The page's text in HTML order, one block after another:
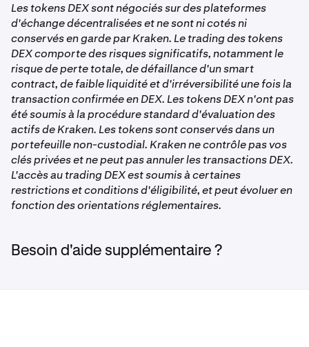
Les tokens DEX sont négociés sur des plateformes
d'échange décentralisées et ne sont ni cotés ni
conservés en garde par Kraken. Le trading des tokens
DEX comporte des risques significatifs, notamment le
risque de perte totale, de défaillance d'un smart
contract, de faible liquidité et d'irréversibilité une fois la
transaction confirmée en DEX. Les tokens DEX n'ont pas
été soumis à la procédure standard d'évaluation des
actifs de Kraken. Les tokens sont conservés dans un
portefeuille non-custodial. Kraken ne contrôle pas vos
clés privées et ne peut pas annuler les transactions DEX.
L'accès au trading DEX est soumis à certaines
restrictions et conditions d'éligibilité, et peut évoluer en
fonction des orientations réglementaires.
Besoin d'aide supplémentaire ?